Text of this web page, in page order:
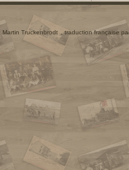
Martin Truckenbrodt , traduction française